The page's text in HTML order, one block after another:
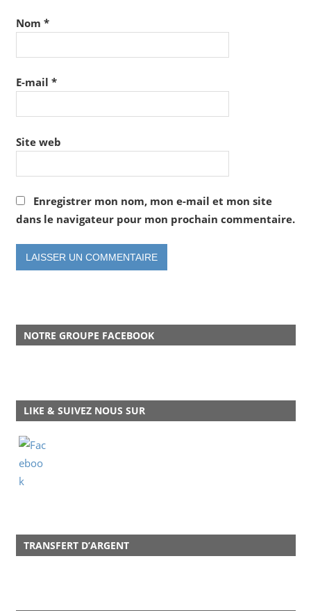
Nom *
E-mail *
Site web
Enregistrer mon nom, mon e-mail et mon site
dans le navigateur pour mon prochain commentaire.
NOTRE GROUPE FACEBOOK
LIKE & SUIVEZ NOUS SUR
TRANSFERT D’ARGENT